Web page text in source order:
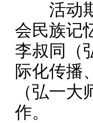
活动期
会民族记
李叔同（
际化传播
（弘一
作。